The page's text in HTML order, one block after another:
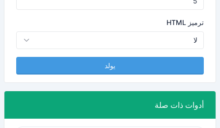
ترميز HTML
يولد
أدوات ذات صلة